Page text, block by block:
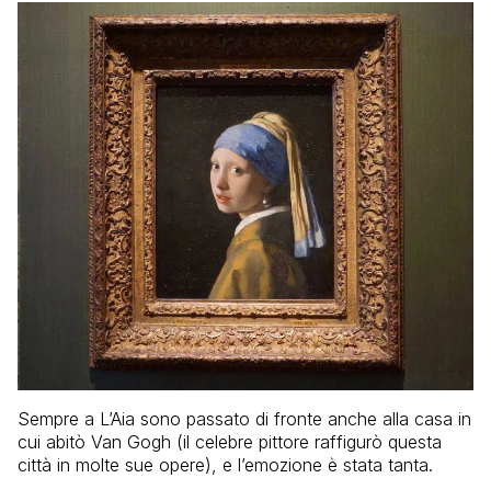
Sempre a L’Aia sono passato di fronte anche alla casa in
cui abitò Van Gogh (il celebre pittore raffigurò questa
città in molte sue opere), e l’emozione è stata tanta.